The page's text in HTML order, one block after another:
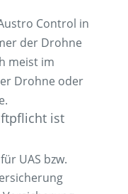
Control in
der Drohne
meist im
Drohne oder
ist
UAS bzw.